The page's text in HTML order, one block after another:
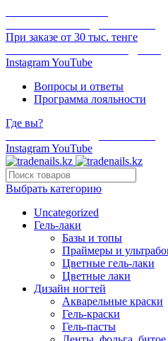
При заказе от 30 тыс. тенге
InstagramYouTube
Вопросы и ответы
Программа лояльности
Где вы?
InstagramYouTube
Выбрать категорию
Uncategorized
Гель-лаки
Базы и топы
Праймеры и
Цветные гель-лаки
Цветные лаки
Дизайн ногтей
Акварельные краски
Гель-краски
Гель-пасты